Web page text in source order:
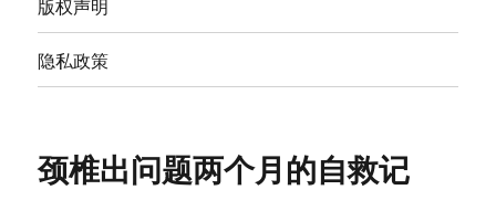
版权声明
隐私政策
颈椎出问题两个月的自救记